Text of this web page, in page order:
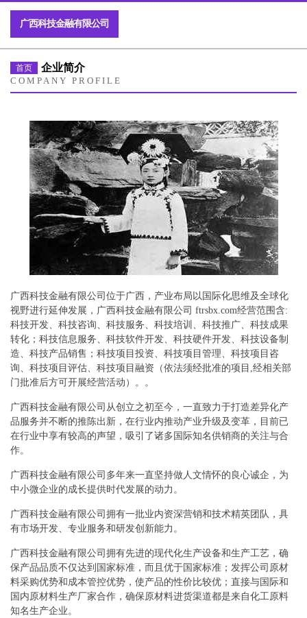
广西科技金融有限公司
首页 企业简介
COMPANY PROFILE
广西科技金融有限公司位于广西，产业布局以国际化思维及全球化
视野进行延伸发展，广西科技金融有限公司 ftrsbx.com经营范围含:
科技开发、科技咨询、科技服务、科技培训、科技推广、科技成果
转化；科技信息服务、科技软件开发、科技硬件开发、科技设备制
造、科技产品销售；科技项目投资、科技项目管理、科技项目咨
询、科技项目评估、科技项目融资（依法须经批准的项目,经相关部
门批准后方可开展经营活动）。。
广西科技金融有限公司从创立之初至今，一直致力于打造差异化产
品服务并不断的推陈出新，在行业内推动产业升级及变革，目前已
在行业中享有较高的声望，吸引了诸多国际知名供销商的关注与合
作。
广西科技金融有限公司多年来一直坚持做人文情怀的良心诚企，为
中小微企业的成长提供时代发展的动力。
广西科技金融有限公司拥有一批业内资深营销和技术精英团队，具
有市场开发、专业服务和研发创新能力。
广西科技金融有限公司拥有先进的现代化生产设备和生产工艺，确
保产品品质不仅达到国家标准，而且优于国家标准；发挥公司原材
料采购优势和成本管控优势，使产品的性价比较优；直接与国际和
国内原材料生产厂家合作，确保原材料进货渠道都是来自化工原料
知名生产企业。